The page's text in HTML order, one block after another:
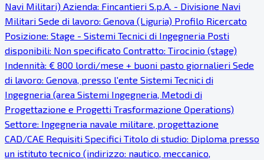
Navi Militari) Azienda: Fincantieri S.p.A. - Divisione Navi
Militari Sede di lavoro: Genova (Liguria) Profilo Ricercato
Posizione: Stage - Sistemi Tecnici di Ingegneria Posti
disponibili: Non specificato Contratto: Tirocinio (stage)
Indennità: € 800 lordi/mese + buoni pasto giornalieri Sede
di lavoro: Genova, presso l'ente Sistemi Tecnici di
Ingegneria (area Sistemi Ingegneria, Metodi di
Progettazione e Progetti Trasformazione Operations)
Settore: Ingegneria navale militare, progettazione
CAD/CAE Requisiti Specifici Titolo di studio: Diploma presso
un istituto tecnico (indirizzo: nautico, meccanico,